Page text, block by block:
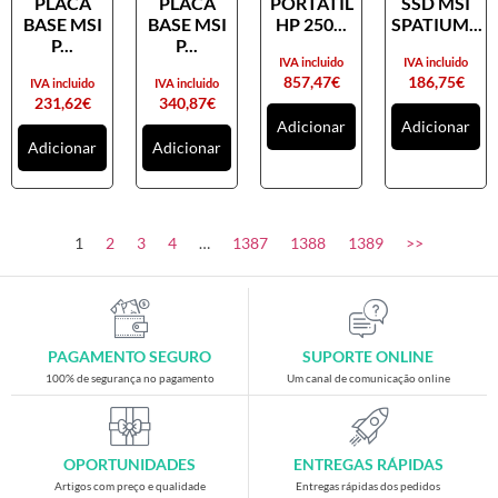
Placas gráficas
SAIS
Ventoínhas
Computadores
All-in-One
Gaming
Acessórios gaming
Cadeiras gaming
Merchandising
BASE MSI
P...
231,62€
IVA incluido
Adicionar
BASE MSI
P...
340,87€
IVA incluido
Adicionar
HP 250...
857,47€
IVA incluido
Adicionar
SPATIUM...
186,75€
IVA incluido
Adicionar
1 2 3 4 … 1387 1388 1389 >>
PAGAMENTO SEGURO
100% de segurança no pagamento
SUPORTE ONLINE
Um canal de comunicação online
OPORTUNIDADES
Artigos com preço e qualidade
ENTREGAS RÁPIDAS
Entregas rápidas dos pedidos